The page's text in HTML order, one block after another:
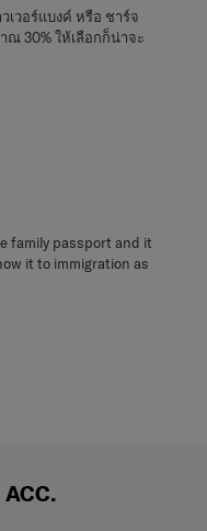
เวอร์แบงค์ หรือ ชาร์จ
ณ 30% ให้เลือกก็น่าจะ
family passport and it
it to immigration as
ACC.